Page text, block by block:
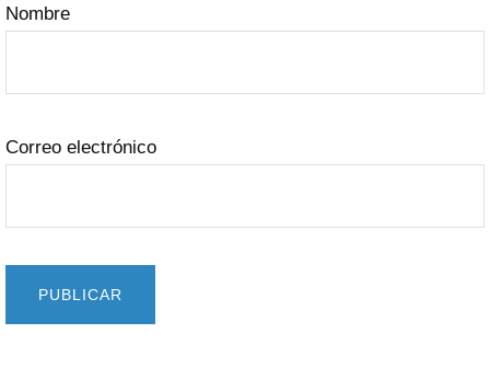
Nombre
Correo electrónico